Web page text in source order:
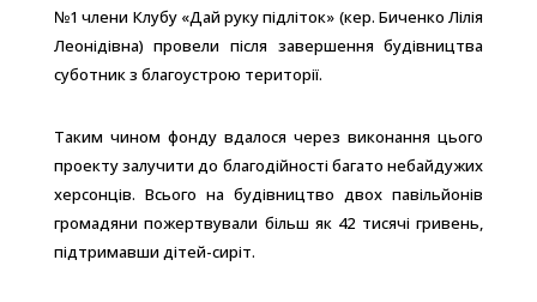
№1 члени Клубу «Дай руку підліток» (кер. Биченко Лілія
Леонідівна) провели після завершення будівництва
суботник з благоустрою території.
Таким чином фонду вдалося через виконання цього
проекту залучити до благодійності багато небайдужих
херсонців. Всього на будівництво двох павільйонів
громадяни пожертвували більш як 42 тисячі гривень,
підтримавши дітей-сиріт.